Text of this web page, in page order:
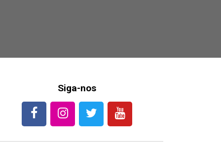
Siga-nos